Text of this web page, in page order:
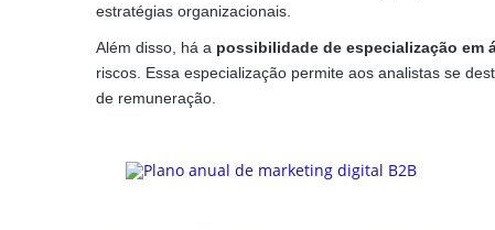
estratégias organizacionais.
Além disso, há a possibilidade de especialização em
riscos. Essa especialização permite aos analistas se
de remuneração.